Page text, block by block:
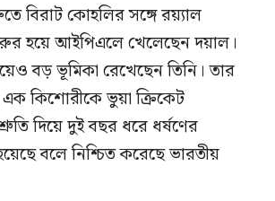
বিরাট কোহলির সঙ্গে রয়্যাল
হয়ে আইপিএলে খেলেছেন দয়াল।
বড় ভূমিকা রেখেছেন তিনি। তার
এক কিশোরীকে ভুয়া ক্রিকেট
দিয়ে দুই বছর ধরে ধর্ষণের
বলে নিশ্চিত করেছে ভারতীয়